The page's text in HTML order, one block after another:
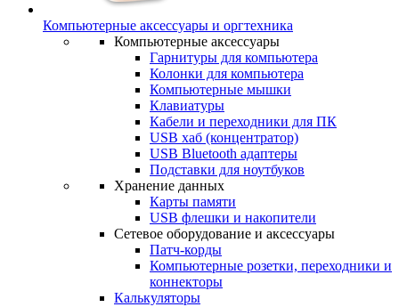
Компьютерные аксессуары и оргтехника
Компьютерные аксессуары
Гарнитуры для компьютера
Колонки для компьютера
Компьютерные мышки
Клавиатуры
Кабели и переходники для ПК
USB хаб (концентратор)
USB Bluetooth адаптеры
Подставки для ноутбуков
Хранение данных
Карты памяти
USB флешки и накопители
Сетевое оборудование и аксессуары
Патч-корды
Компьютерные розетки, переходники и
коннекторы
Калькуляторы